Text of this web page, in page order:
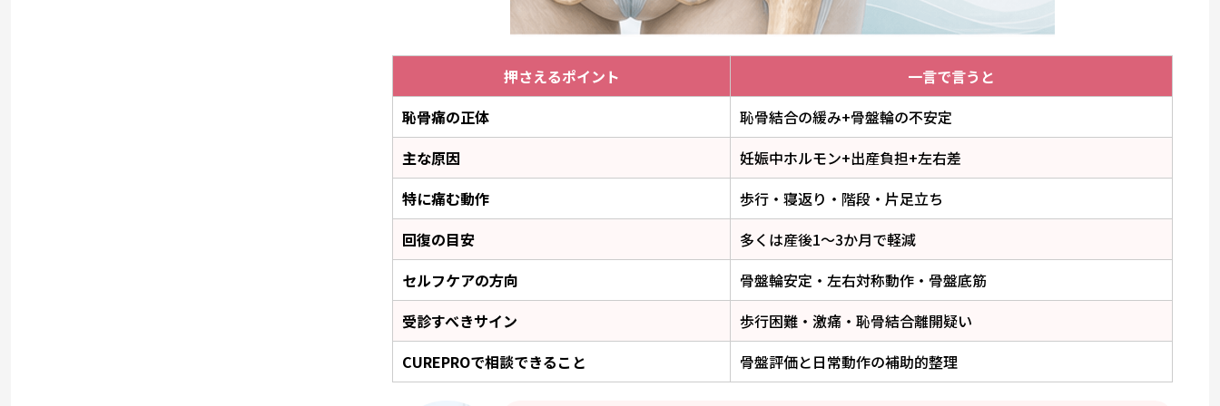
押さえるポイント
一言で言うと
恥骨痛の正体
恥骨結合の緩み+骨盤輪の不安定
主な原因
妊娠中ホルモン+出産負担+左右差
特に痛む動作
歩行・寝返り・階段・片足立ち
回復の目安
多くは産後1〜3か月で軽減
セルフケアの方向
骨盤輪安定・左右対称動作・骨盤底筋
受診すべきサイン
歩行困難・激痛・恥骨結合離開疑い
CUREPROで相談できること
骨盤評価と日常動作の補助的整理